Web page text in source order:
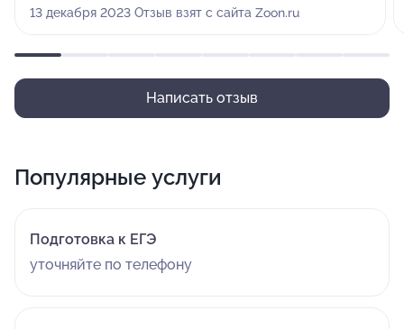
13 декабря 2023 Отзыв взят с сайта Zoon.ru
Написать отзыв
Популярные услуги
Подготовка к ЕГЭ
уточняйте по телефону